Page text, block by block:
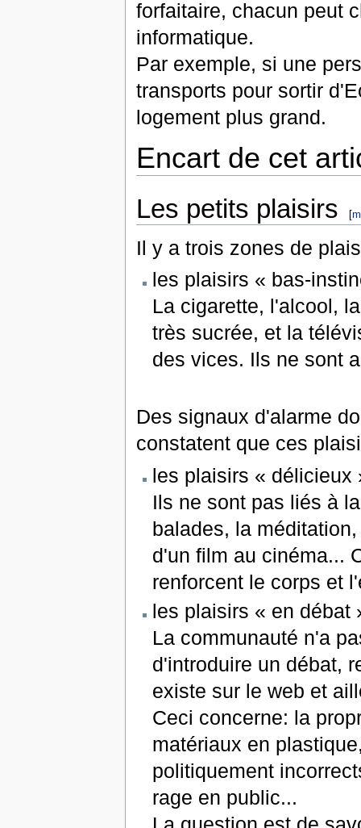
forfaitaire, chacun peut
informatique.
Par exemple, si une
transports pour sortir
logement plus grand.
Encart de cet
Les petits plaisirs [
Il y a trois zones de
les plaisirs « bas-
La cigarette, l'alcool,
très sucrée, et la
des vices. Ils ne sont
Des signaux d'alarme
constatent que ces
les plaisirs « délicieux
Ils ne sont pas liés à
balades, la
d'un film au cinéma...
renforcent le corps et
les plaisirs « en débat
La communauté n'a
d'introduire un débat,
existe sur le web et
Ceci concerne: la
matériaux en
politiquement
rage en public...